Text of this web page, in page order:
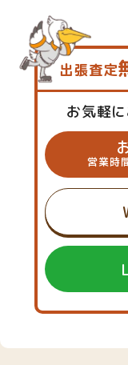
出張査定
お気軽
営業時